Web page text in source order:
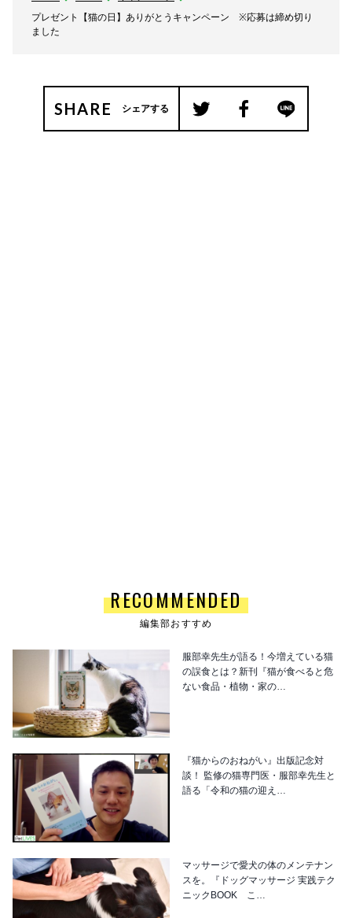
プレゼント【猫の日】ありがとうキャンペーン ※応募は締め切り
ました
SHARE シェアする
RECOMMENDED
編集部おすすめ
服部幸先生が語る！今増えている猫
の誤食とは？新刊『猫が食べると危
ない食品・植物・家の…
『猫からのおねがい』出版記念対
談！ 監修の猫専門医・服部幸先生と
語る「令和の猫の迎え…
マッサージで愛犬の体のメンテナン
スを。『ドッグマッサージ 実践テク
ニックBOOK こ…